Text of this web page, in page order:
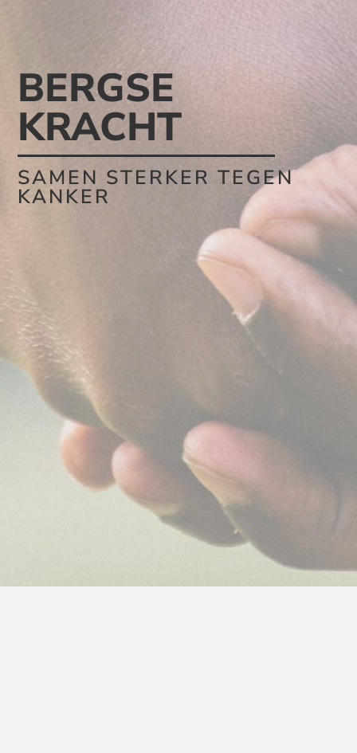
BERGSE
KRACHT
SAMEN STERKER TEGEN
KANKER